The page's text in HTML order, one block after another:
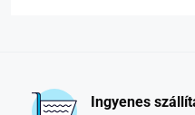
Ingyenes